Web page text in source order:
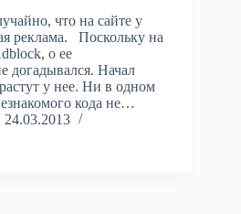
что на сайте у
реклама. Поскольку на
о ее
догадывался. Начал
у нее. Ни в одном
кода не…
24.03.2013